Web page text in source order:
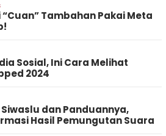
Tambahan Pakai Meta
Sosial, Ini Cara Melihat
2024
dan Panduannya,
Hasil Pemungutan Suara